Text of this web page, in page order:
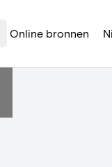
Online bronnen